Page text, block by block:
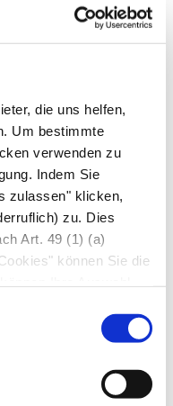
die uns helfen,
Um bestimmte
verwenden zu
Indem Sie
zulassen" klicken,
zu. Dies
Art. 49 (1) (a)
können Sie die
können.
und zur
auch
das innere
in Form einer
einen wichtigen
zum Krebs zu
zu
Scheidung oder
den Auszug der
ausfallen,